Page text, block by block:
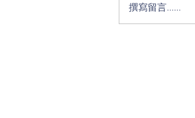
撰寫留言......